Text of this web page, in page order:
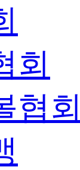
회
협